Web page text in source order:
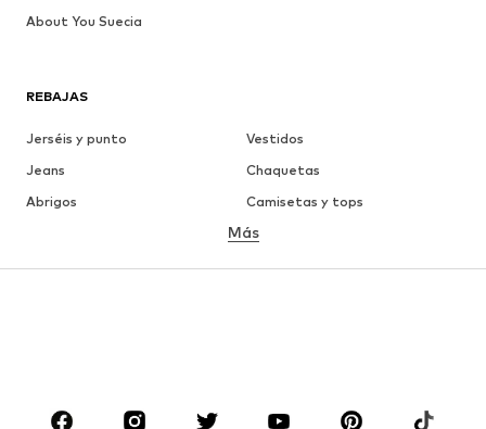
REBAJAS
Jerséis y punto
Vestidos
Jeans
Chaquetas
Abrigos
Camisetas y tops
Ropa interior
Faldas
Blusas y camisas
Zapatos
Deporte
Más
About You Suecia